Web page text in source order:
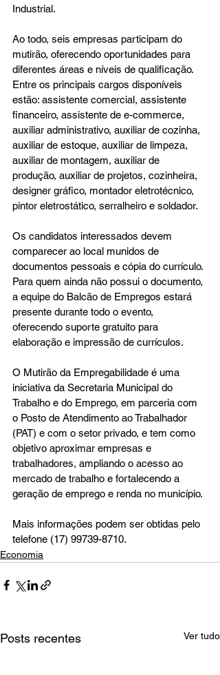
Industrial.
Ao todo, seis empresas participam do
mutirão, oferecendo oportunidades para
diferentes áreas e níveis de qualificação.
Entre os principais cargos disponíveis
estão: assistente comercial, assistente
financeiro, assistente de e-commerce,
auxiliar administrativo, auxiliar de cozinha,
auxiliar de estoque, auxiliar de limpeza,
auxiliar de montagem, auxiliar de
produção, auxiliar de projetos, cozinheira,
designer gráfico, montador eletrotécnico,
pintor eletrostático, serralheiro e soldador.
Os candidatos interessados devem
comparecer ao local munidos de
documentos pessoais e cópia do currículo.
Para quem ainda não possui o documento,
a equipe do Balcão de Empregos estará
presente durante todo o evento,
oferecendo suporte gratuito para
elaboração e impressão de currículos.
O Mutirão da Empregabilidade é uma
iniciativa da Secretaria Municipal do
Trabalho e do Emprego, em parceria com
o Posto de Atendimento ao Trabalhador
(PAT) e com o setor privado, e tem como
objetivo aproximar empresas e
trabalhadores, ampliando o acesso ao
mercado de trabalho e fortalecendo a
geração de emprego e renda no município.
Mais informações podem ser obtidas pelo
telefone (17) 99739-8710.
Economia
Posts recentes Ver tudo